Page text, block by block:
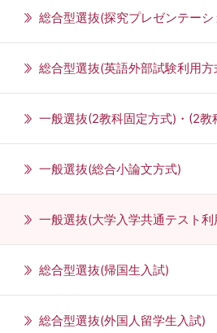
総合型選抜(探究プレゼンテーシ
総合型選抜(英語外部試験利用方
一般選抜(2教科固定方式)・(2教
一般選抜(総合小論文方式)
一般選抜(大学入学共通テスト利
総合型選抜(帰国生入試)
総合型選抜(外国人留学生入試)